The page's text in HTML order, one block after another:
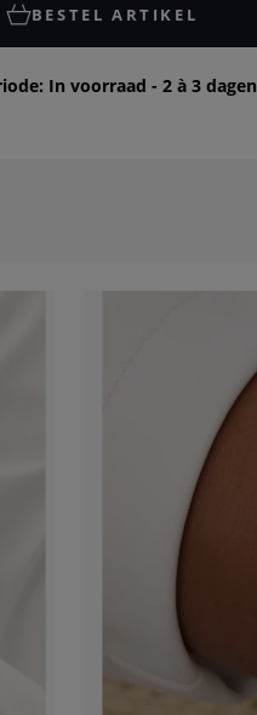
BESTEL ARTIKEL
In voorraad - 2 à 3 dagen